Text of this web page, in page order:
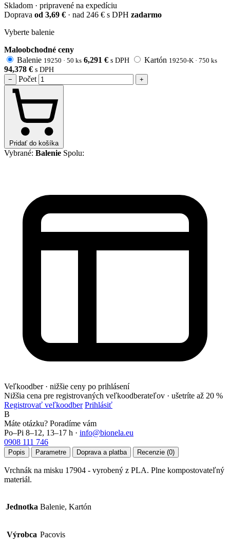
Skladom · pripravené na expedíciu
Doprava od 3,69 € · nad 246 € s DPH zadarmo
Vyberte balenie
Maloobchodné ceny
Balenie 19250 · 50 ks 6,291 € s DPH Kartón 19250-K · 750 ks
94,378 € s DPH
−
Počet +
Pridať do košíka
Vybrané: Balenie Spolu:
Veľkoodber · nižšie ceny po prihlásení
Nižšia cena pre registrovaných veľkoodberateľov · ušetríte až 20 %
Registrovať veľkoodber Prihlásiť
B
Máte otázku? Poradíme vám
Po–Pi 8–12, 13–17 h · info@bionela.eu
0908 111 746
Popis Parametre Doprava a platba Recenzie (0)
Vrchnák na misku 17904 - vyrobený z PLA. Plne kompostovateľný
materiál.
Jednotka Balenie, Kartón
Výrobca Pacovis